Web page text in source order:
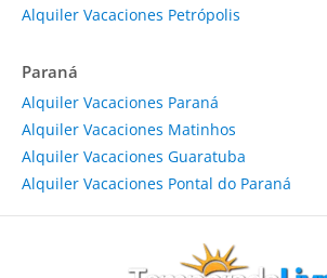
Alquiler Vacaciones Petrópolis
Paraná
Alquiler Vacaciones Paraná
Alquiler Vacaciones Matinhos
Alquiler Vacaciones Guaratuba
Alquiler Vacaciones Pontal do Paraná